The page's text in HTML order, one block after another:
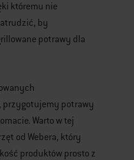
któremu nie
by
potrawy dla
przygotujemy potrawy
Warto w tej
od Webera, który
produktów prosto z